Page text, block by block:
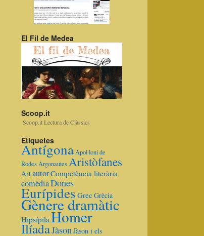
El Fil de Medea
Scoop.it
Scoop.it Lectura de Clàssics
Etiquetes
AntígonaApol·loni de
RodesArgonautesAristòfanes
ArtautorCompetència literària
comèdiaDones
Eurípides Grec Grècia
Gènere dramàtic
Hipsípila Homer
IlíadaJàsonJàson i els